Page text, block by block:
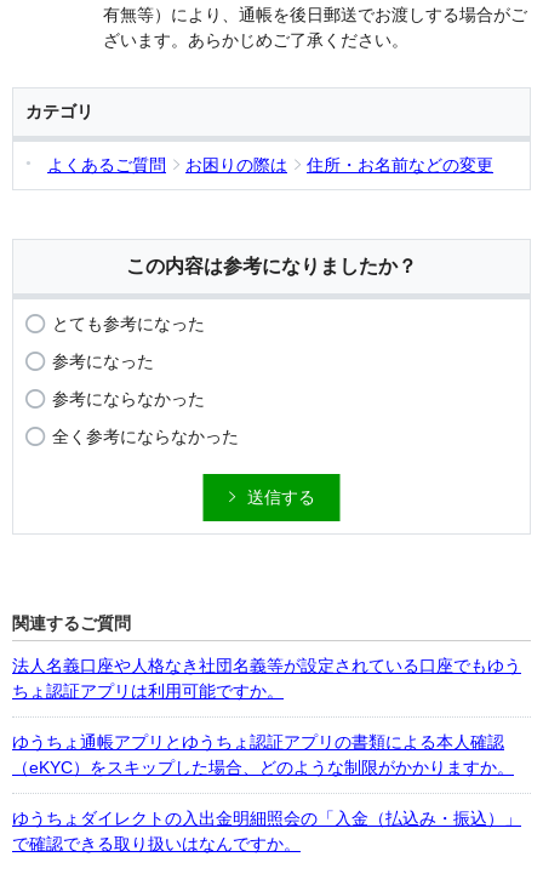
有無等）により、通帳を後日郵送でお渡しする場合がご
ざいます。あらかじめご了承ください。
カテゴリ
よくあるご質問 お困りの際は 住所・お名前などの変更
この内容は参考になりましたか？
とても参考になった
参考になった
参考にならなかった
全く参考にならなかった
送信する
関連するご質問
法人名義口座や人格なき社団名義等が設定されている口座でもゆう
ちょ認証アプリは利用可能ですか。
ゆうちょ通帳アプリとゆうちょ認証アプリの書類による本人確認
（eKYC）をスキップした場合、どのような制限がかかりますか。
ゆうちょダイレクトの入出金明細照会の「入金（払込み・振込）」
で確認できる取り扱いはなんですか。